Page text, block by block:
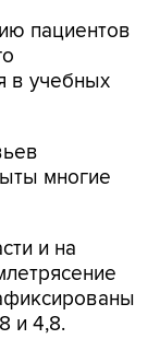
пациентов
в учебных
многие
и на
и 4,8.